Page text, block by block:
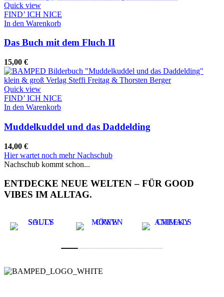
Quick view
FIND’ ICH NICE
In den Warenkorb
Das Buch mit dem Fluch II
15,00 €
Quick view
FIND’ ICH NICE
In den Warenkorb
Muddelkuddel und das Daddelding
14,00 €
Hier wartet noch mehr Nachschub
Nachschub kommt schon...
ENTDECKE NEUE WELTEN – FÜR GOOD
VIBES IM ALLTAG.